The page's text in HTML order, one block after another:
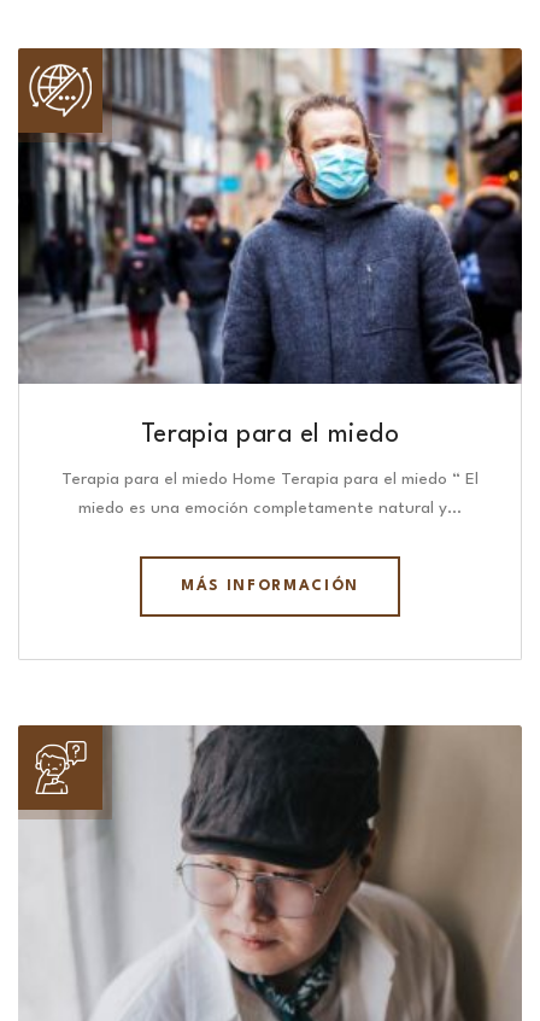
Terapia para el miedo
Terapia para el miedo Home Terapia para el miedo “ El
miedo es una emoción completamente natural y…
MÁS INFORMACIÓN